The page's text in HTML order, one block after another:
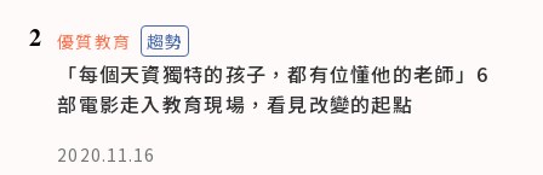
2 優質教育 趨勢
「每個天資獨特的孩子，都有位懂他的老師」6
部電影走入教育現場，看見改變的起點
2020.11.16